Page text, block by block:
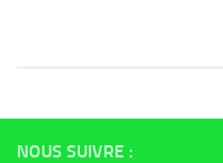
NOUS SUIVRE :